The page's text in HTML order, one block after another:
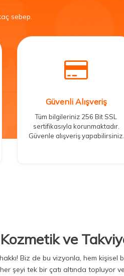
sebep.
Güvenli Alışveriş
Tüm bilgileriniz 256 Bit SSL
sertifikasıyla korunmaktadır.
Güvenle alışveriş yapabilirsiniz.
ve
Biz de bu vizyonla, hem
şeyi tek bir çatı altında topluyor